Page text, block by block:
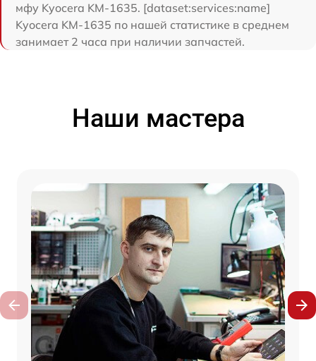
мфу Kyocera KM-1635. [dataset:services:name]
Kyocera KM-1635 по нашей статистике в среднем
занимает 2 часа при наличии запчастей.
Наши мастера